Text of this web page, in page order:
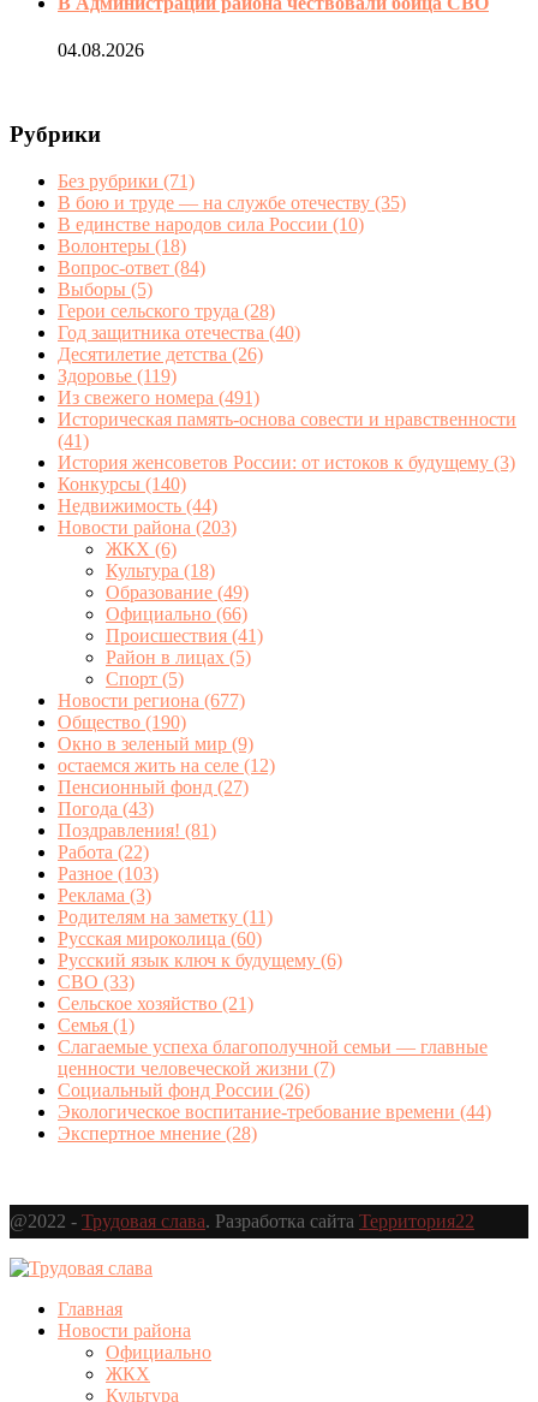
04.08.2026
Рубрики
Без рубрики (71)
В бою и труде — на службе отечеству (35)
В единстве народов сила России (10)
Волонтеры (18)
Вопрос-ответ (84)
Выборы (5)
Герои сельского труда (28)
Год защитника отечества (40)
Десятилетие детства (26)
Здоровье (119)
Из свежего номера (491)
Историческая память-основа совести и нравственности
(41)
История женсоветов России: от истоков к будущему (3)
Конкурсы (140)
Недвижимость (44)
Новости района (203)
ЖКХ (6)
Культура (18)
Образование (49)
Официально (66)
Происшествия (41)
Район в лицах (5)
Спорт (5)
Новости региона (677)
Общество (190)
Окно в зеленый мир (9)
остаемся жить на селе (12)
Пенсионный фонд (27)
Погода (43)
Поздравления! (81)
Работа (22)
Разное (103)
Реклама (3)
Родителям на заметку (11)
Русская мироколица (60)
Русский язык ключ к будущему (6)
СВО (33)
Сельское хозяйство (21)
Семья (1)
Слагаемые успеха благополучной семьи — главные
ценности человеческой жизни (7)
Социальный фонд России (26)
Экологическое воспитание-требование времени (44)
Экспертное мнение (28)
@2022 - Трудовая слава. Разработка сайта Территория22
Главная
Новости района
Официально
ЖКХ
Культура